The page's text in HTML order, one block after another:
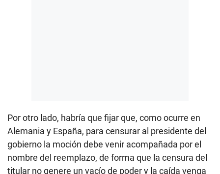
Por otro lado, habría que fijar que, como ocurre en
Alemania y España, para censurar al presidente del
gobierno la moción debe venir acompañada por el
nombre del reemplazo, de forma que la censura del
titular no genere un vacío de poder y la caída venga